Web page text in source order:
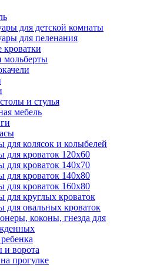
для детской комнаты
для пеленания
кроватки
мольберты
и стулья
мебель
для колясок и колыбелей
для кроваток 120х60
для кроваток 140х70
для кроваток 140х80
для кроваток 160х80
для круглых кроваток
для овальных кроваток
коконы, гнезда для
и ворота
прогулке